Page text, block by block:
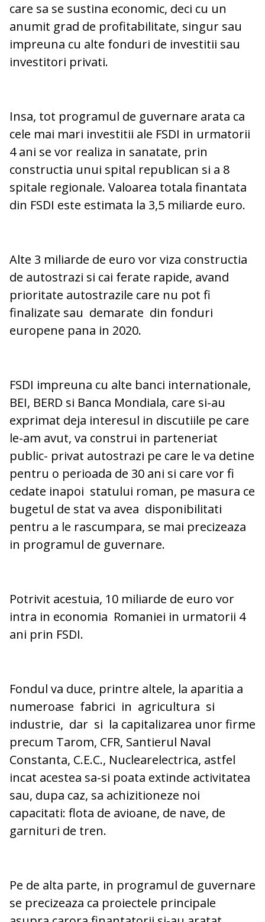
care sa se sustina economic, deci cu un
anumit grad de profitabilitate, singur sau
impreuna cu alte fonduri de investitii sau
investitori privati.
Insa, tot programul de guvernare arata ca
cele mai mari investitii ale FSDI in urmatorii
4 ani se vor realiza in sanatate, prin
constructia unui spital republican si a 8
spitale regionale. Valoarea totala finantata
din FSDI este estimata la 3,5 miliarde euro.
Alte 3 miliarde de euro vor viza constructia
de autostrazi si cai ferate rapide, avand
prioritate autostrazile care nu pot fi
finalizate sau demarate din fonduri
europene pana in 2020.
FSDI impreuna cu alte banci internationale,
BEI, BERD si Banca Mondiala, care si-au
exprimat deja interesul in discutiile pe care
le-am avut, va construi in parteneriat
public- privat autostrazi pe care le va detine
pentru o perioada de 30 ani si care vor fi
cedate inapoi statului roman, pe masura ce
bugetul de stat va avea disponibilitati
pentru a le rascumpara, se mai precizeaza
in programul de guvernare.
Potrivit acestuia, 10 miliarde de euro vor
intra in economia Romaniei in urmatorii 4
ani prin FSDI.
Fondul va duce, printre altele, la aparitia a
numeroase fabrici in agricultura si
industrie, dar si la capitalizarea unor firme
precum Tarom, CFR, Santierul Naval
Constanta, C.E.C., Nuclearelectrica, astfel
incat acestea sa-si poata extinde activitatea
sau, dupa caz, sa achizitioneze noi
capacitati: flota de avioane, de nave, de
garnituri de tren.
Pe de alta parte, in programul de guvernare
se precizeaza ca proiectele principale